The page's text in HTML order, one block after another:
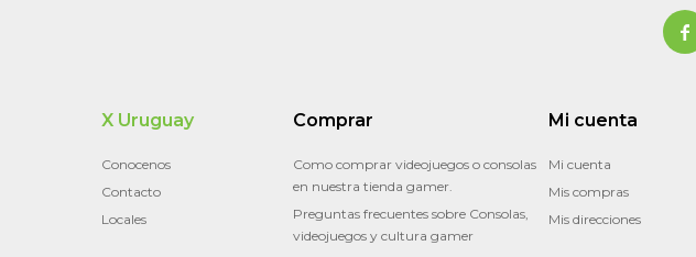

X Uruguay
Conocenos
Contacto
Locales
Comprar
Como comprar videojuegos o consolas
en nuestra tienda gamer.
Preguntas frecuentes sobre Consolas,
videojuegos y cultura gamer
Mi cuenta
Mi cuenta
Mis compras
Mis direcciones